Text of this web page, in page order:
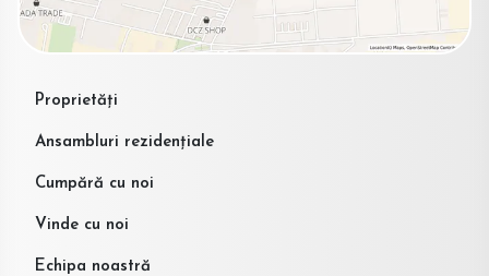
Proprietăți
Ansambluri rezidențiale
Cumpără cu noi
Vinde cu noi
Echipa noastră